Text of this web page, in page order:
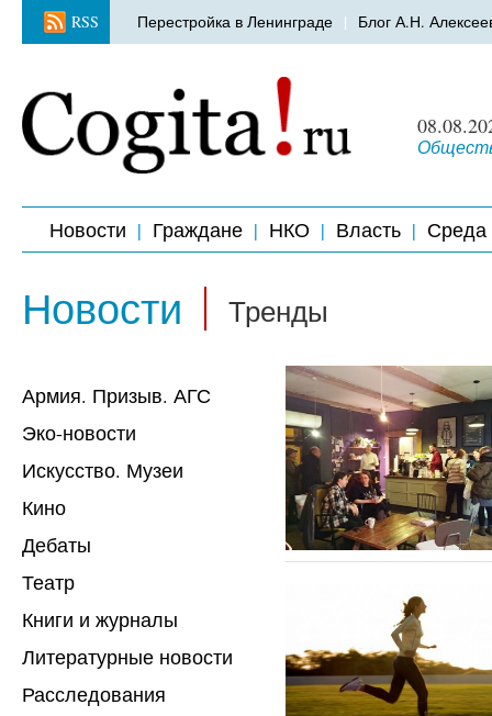
RSS Перестройка в Ленинграде Блог А.Н.
Новости Граждане НКО Власть Среда
Новости Тренды
Армия. Призыв. АГС
Эко-новости
Искусство. Музеи
Кино
Дебаты
Театр
Книги и журналы
Литературные новости
Расследования